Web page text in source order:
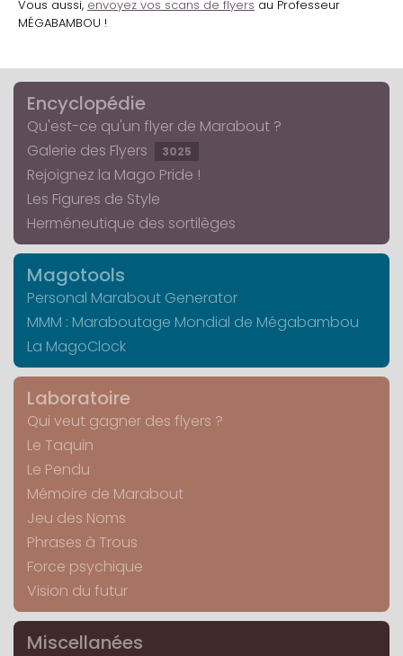
Vous aussi, envoyez vos scans de flyers au Professeur
MÉGABAMBOU !
Encyclopédie
Qu'est-ce qu'un flyer de Marabout ?
Galerie des Flyers
3025
Rejoignez la Mago Pride !
Les Figures de Style
Herméneutique des sortilèges
Magotools
Personal Marabout Generator
MMM : Maraboutage Mondial de Mégabambou
La MagoClock
Laboratoire
Qui veut gagner des flyers ?
Le Taquin
Le Pendu
Mémoire de Marabout
Jeu des Noms
Phrases à Trous
Force psychique
Vision du futur
Miscellanées